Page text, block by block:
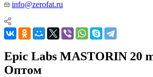
info@zerofat.ru
Epic Labs MASTORIN 20
Оптом